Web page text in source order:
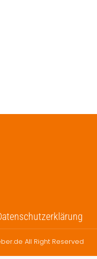
All Right Reserved